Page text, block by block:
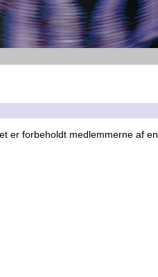
er forbeholdt medlemmerne af en